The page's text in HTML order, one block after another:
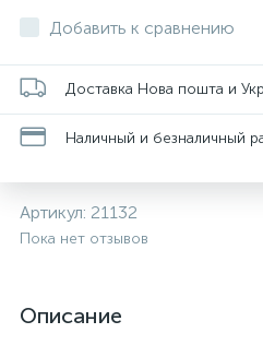
Добавить к сравнению
Доставка Нова пошта и
Наличный и безналичный
Артикул: 21132
Пока нет отзывов
Описание